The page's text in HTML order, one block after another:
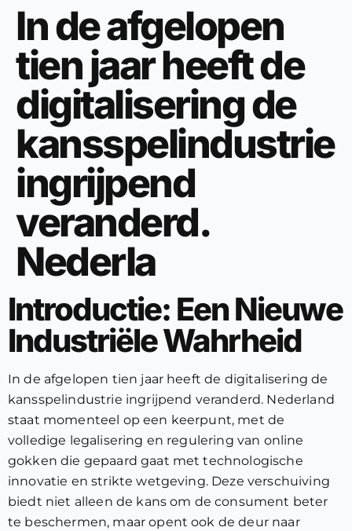
In de afgelopen
tien jaar heeft de
digitalisering de
kansspelindustrie
ingrijpend
veranderd.
Nederla
Introductie: Een Nieuwe
Industriële Wahrheid
In de afgelopen tien jaar heeft de digitalisering de
kansspelindustrie ingrijpend veranderd. Nederland
staat momenteel op een keerpunt, met de
volledige legalisering en regulering van online
gokken die gepaard gaat met technologische
innovatie en strikte wetgeving. Deze verschuiving
biedt niet alleen de kans om de consument beter
te beschermen, maar opent ook de deur naar